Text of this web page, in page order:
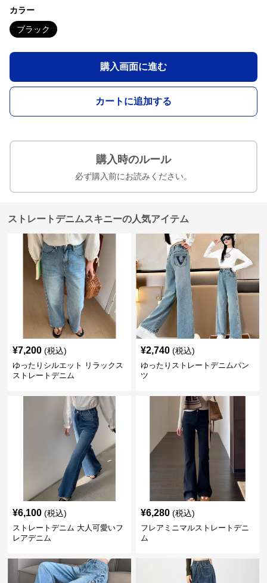
カラー
ブラック
購入画面に進む
カートに追加する
購入時のルール
必ず購入前にお読みください。
ストレートデニムスキニーの人気アイテム
¥7,200 (税込)
ゆったりシルエット リラックス
ストレートデニム
¥2,740 (税込)
ゆったりストレートデニムパン
ツ
¥6,100 (税込)
ストレートデニム 大人可愛いフ
レアデニム
¥6,280 (税込)
フレアミニマルストレートデニ
ム